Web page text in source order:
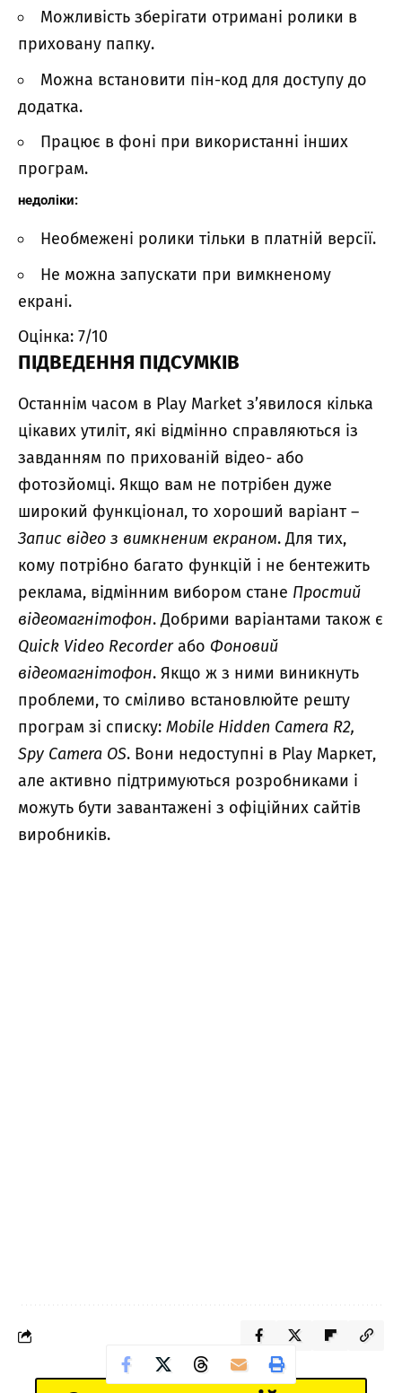
Можливість зберігати отримані ролики в
приховану папку.
Можна встановити пін-код для доступу до
додатка.
Працює в фоні при використанні інших
програм.
недоліки:
Необмежені ролики тільки в платній версії.
Не можна запускати при вимкненому
екрані.
Оцінка: 7/10
ПІДВЕДЕННЯ ПІДСУМКІВ
Останнім часом в Play Market з’явилося кілька
цікавих утиліт, які відмінно справляються із
завданням по прихованій відео- або
фотозйомці. Якщо вам не потрібен дуже
широкий функціонал, то хороший варіант –
Запис відео з вимкненим екраном. Для тих,
кому потрібно багато функцій і не бентежить
реклама, відмінним вибором стане Простий
відеомагнітофон. Добрими варіантами також є
Quick Video Recorderабо Фоновий
відеомагнітофон. Якщо ж з ними виникнуть
проблеми, то сміливо встановлюйте решту
програм зі списку: Mobile Hidden Camera R2,
Spy Camera OS. Вони недоступні в Play Маркет,
але активно підтримуються розробниками і
можуть бути завантажені з офіційних сайтів
виробників.